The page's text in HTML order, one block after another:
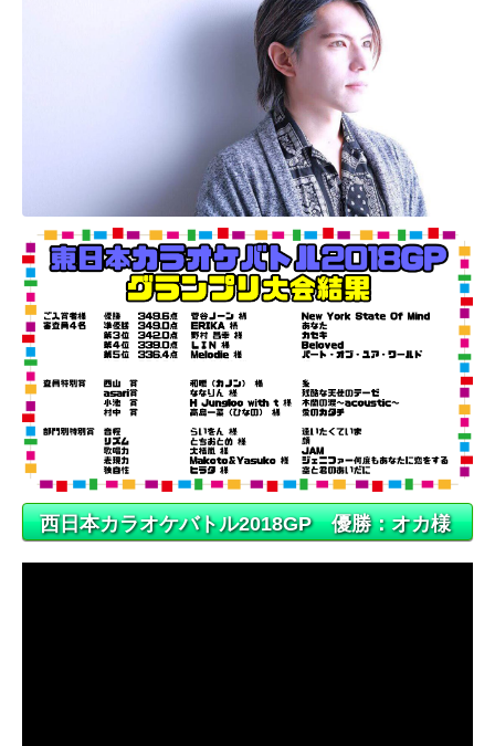
西日本カラオケバトル2018GP 優勝：オカ様